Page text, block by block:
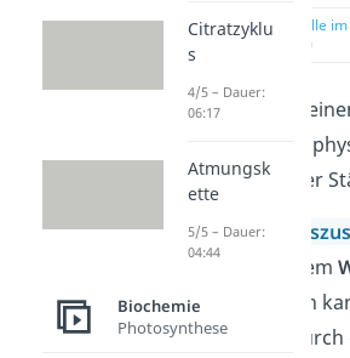
zur Stelle
(02:44)
Werfen wir jetzt
chemischen und
Eigenschaften der
Ihr
Sie ist in kaltem
Beim Erhitzen
binden.
Citratzyklu
s
4/5 – Dauer:
06:17
Atmungsk
ette
5/5 – Dauer:
04:44
Biochemie
Photosynthese